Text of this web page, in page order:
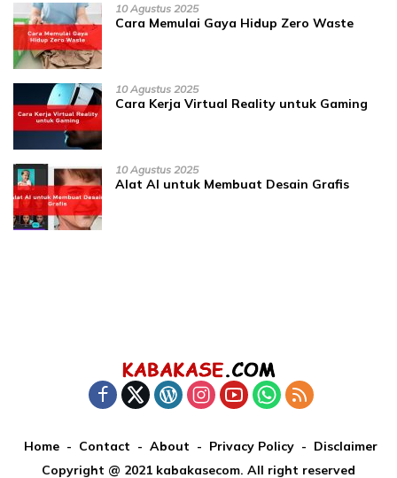
10 Agustus 2025
Cara Memulai Gaya Hidup Zero Waste
10 Agustus 2025
Cara Kerja Virtual Reality untuk Gaming
10 Agustus 2025
Alat AI untuk Membuat Desain Grafis
Home Contact About Privacy Policy
Disclaimer
Copyright @ 2021 kabakasecom. All right reserved